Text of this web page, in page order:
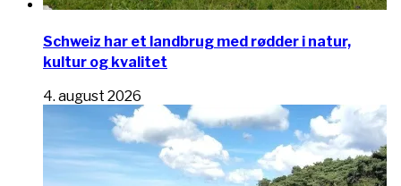
Schweiz har et landbrug med rødder i natur,
kultur og kvalitet
4. august 2026